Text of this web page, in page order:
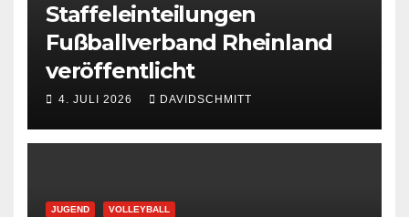
Staffeleinteilungen
Fußballverband Rheinland
veröffentlicht
4. JULI 2026 DAVIDSCHMITT
JUGEND VOLLEYBALL